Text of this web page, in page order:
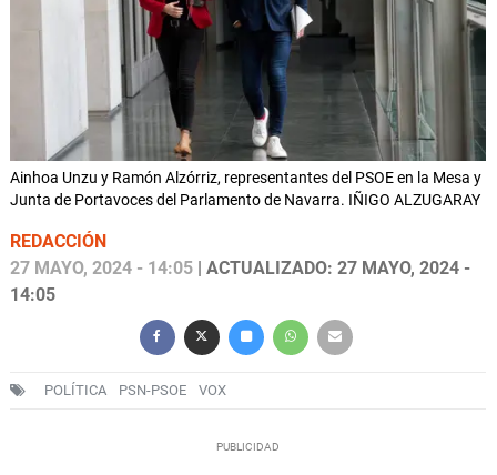
Ainhoa Unzu y Ramón Alzórriz, representantes del PSOE en la Mesa y
Junta de Portavoces del Parlamento de Navarra. IÑIGO ALZUGARAY
REDACCIÓN
27 MAYO, 2024 - 14:05 | ACTUALIZADO: 27 MAYO, 2024 -
14:05
POLÍTICA PSN-PSOE VOX